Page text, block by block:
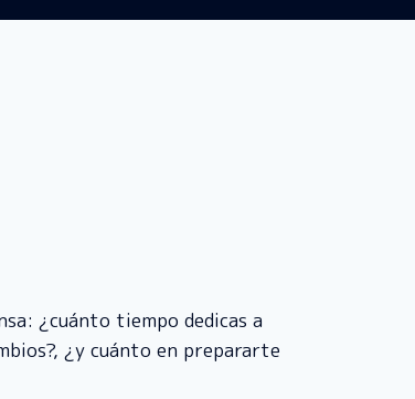
¿cuánto tiempo dedicas a
¿y cuánto en prepararte